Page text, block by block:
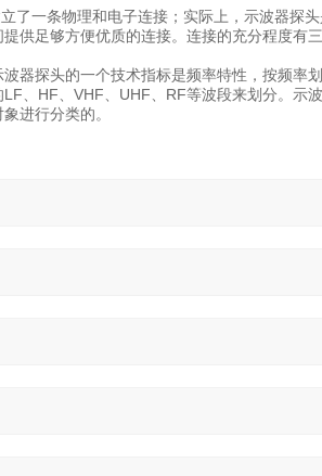
了一条物理和电子连接；实际上，示波器探
供足够方便优质的连接。连接的充分程度有
器探头的一个技术指标是频率特性，按频率
、HF、VHF、UHF、RF等波段来划分。示
进行分类的。